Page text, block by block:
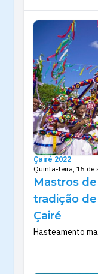
Çairé 2022
Quinta-feira, 15 de
Mastros
tradição
Çairé
Hasteamento